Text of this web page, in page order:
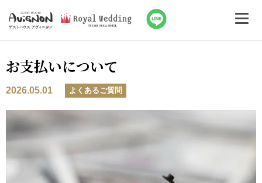
お支払いについて
2026.05.01 よくあるご質問